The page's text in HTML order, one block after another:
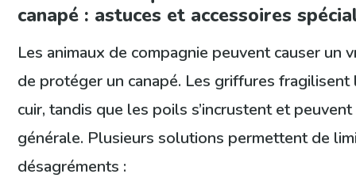
canapé : astuces et accessoires
Les animaux de compagnie peuvent causer un
de protéger un canapé. Les griffures
cuir, tandis que les poils s’incrustent et peuvent
générale. Plusieurs solutions permettent de
désagréments :